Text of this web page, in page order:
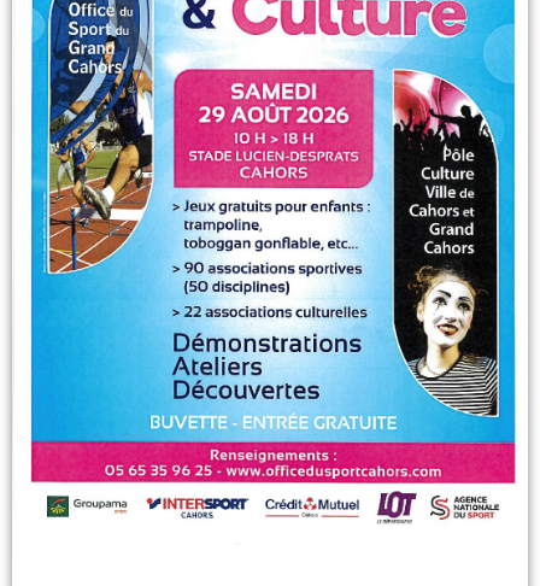
FORUM DU
SPORT
FOROM DU SPORT ET DE LA
CULTURE –